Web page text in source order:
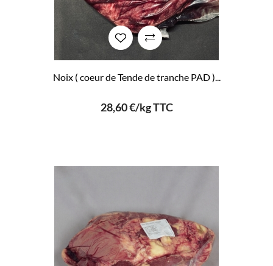
Noix ( coeur de Tende de tranche PAD )...
28,60 €/kg TTC